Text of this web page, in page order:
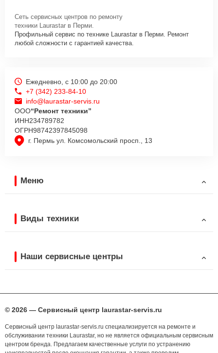
Сеть сервисных центров по ремонту
техники Laurastar в Перми.
Профильный сервис по технике Laurastar в Перми. Ремонт
любой сложности с гарантией качества.
г. Пермь ул. Комсомольский просп., 13
Ежедневно, с 10:00 до 20:00
+7 (342) 233-84-10
info@laurastar-servis.ru
ООО“Ремонт техники”
ИНН234789782
ОГРН98742397845098
Меню
Виды техники
Наши сервисные центры
© 2026 — Сервисный центр laurastar-servis.ru
Сервисный центр laurastar-servis.ru специализируется на ремонте и
обслуживании техники Laurastar, но не является официальным сервисным
центром бренда. Предлагаем качественные услуги по устранению